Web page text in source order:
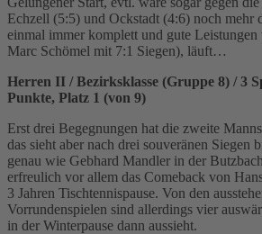
Echzell (5:5) und Ockstadt (4:6) noch mehr
einmal immer komplett und gute Leistungen
Marc Schömel mit 7:1 Siegen), läuft…
Herren II / Bezirksklasse (Gruppe 8) / 3
Punkte, Platz 1 (von 9)
Erst drei Begegnungen hat die zweite
das sieht aber nach drei souveränen Siegen
genau wie Gebhard Mandler in der
erfreulich vor allem das Comeback von
3 Jahren Tischtennispause. Von den
Vorrundenspielen sind allerdings vier
in der Winterpause dann aussieht.